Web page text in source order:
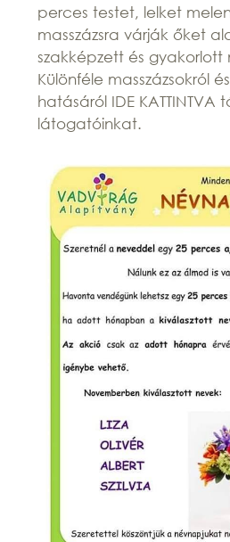
perces testet, lelket
masszázsra várják őket
szakképzett és gyakorlott
Különféle masszázsokról
hatásáról IDE KATTINTVA
látogatóinkat.